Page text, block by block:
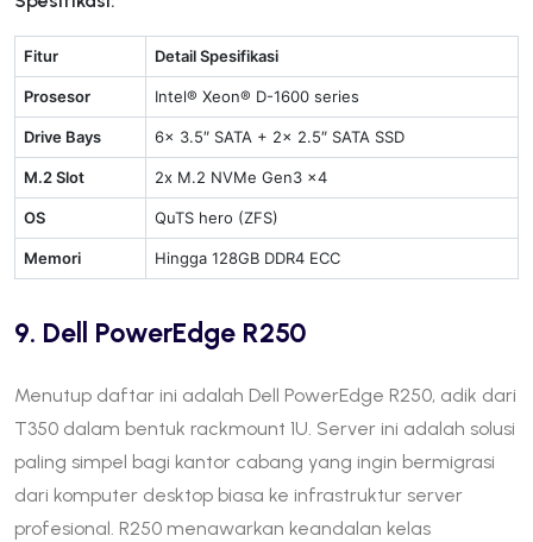
Fitur Detail Spesifikasi
Prosesor Intel® Xeon® D-1600 series
Drive Bays 6x 3.5″ SATA + 2x 2.5″ SATA SSD
M.2 Slot 2x M.2 NVMe Gen3 x4
OS QuTS hero (ZFS)
Memori Hingga 128GB DDR4 ECC
9. Dell PowerEdge R250
Menutup daftar ini adalah Dell PowerEdge R250, adik dari
T350 dalam bentuk rackmount 1U. Server ini adalah solusi
paling simpel bagi kantor cabang yang ingin bermigrasi
dari komputer desktop biasa ke infrastruktur server
profesional. R250 menawarkan keandalan kelas